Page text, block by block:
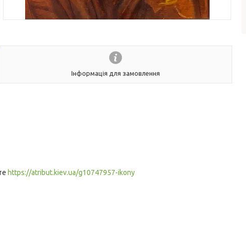
Інформація для замовлення
https://atribut.kiev.ua/g10747957-ikony